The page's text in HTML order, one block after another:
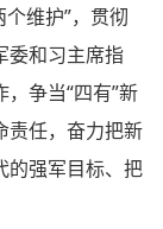
个维护”，贯彻
委和习主席指
争当“四有”新
责任，奋力把新
的强军目标、把